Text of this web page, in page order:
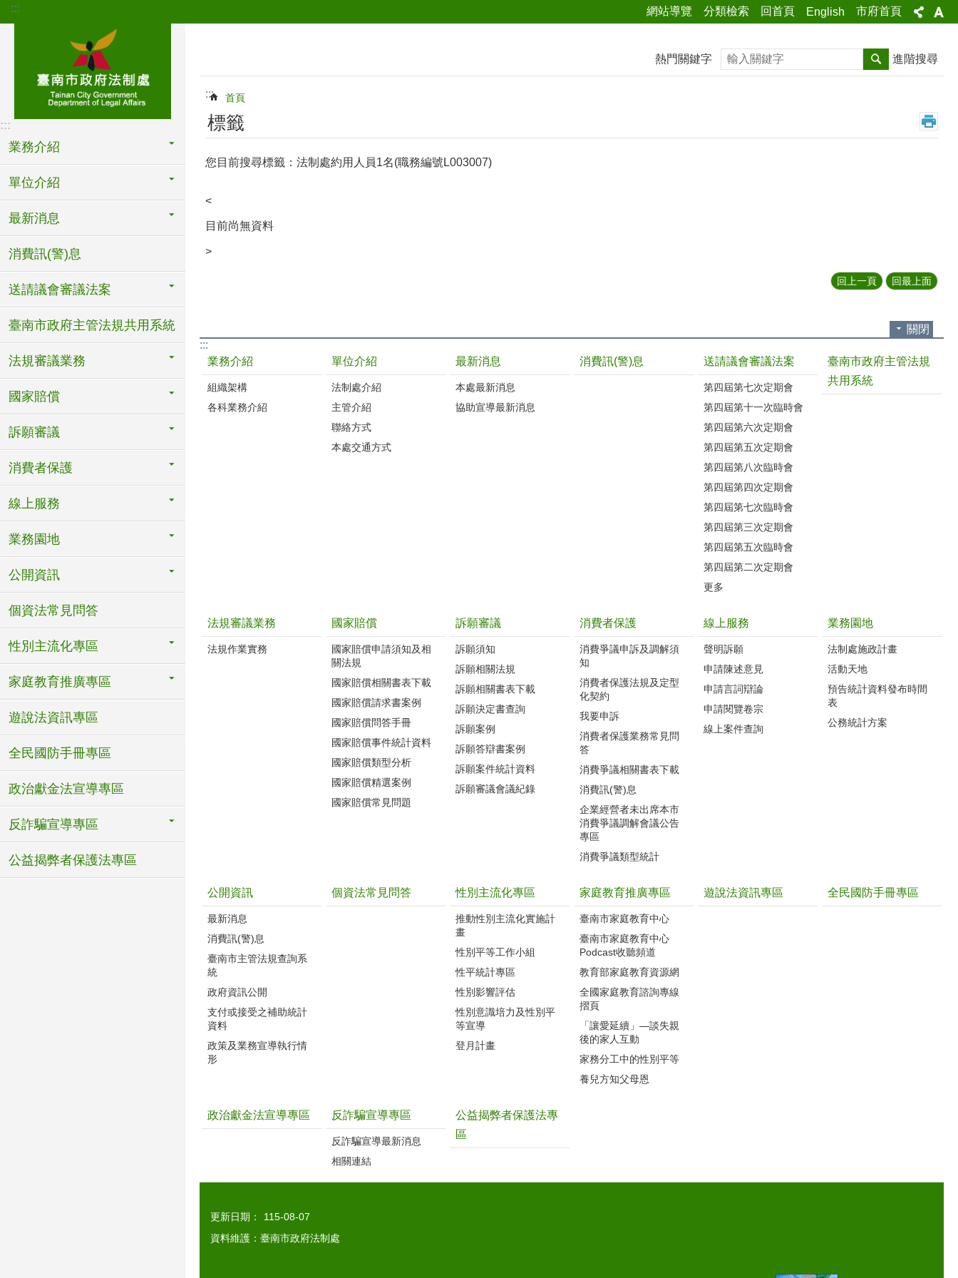
跳到主要內容區塊
::: 網站導覽 分類檢索 回首頁 English 市府首頁
:::
業務介紹
單位介紹
最新消息
消費訊(警)息
送請議會審議法案
臺南市政府主管法規共用系統
法規審議業務
國家賠償
訴願審議
消費者保護
線上服務
業務園地
公開資訊
個資法常見問答
性別主流化專區
家庭教育推廣專區
遊說法資訊專區
全民國防手冊專區
政治獻金法宣導專區
反詐騙宣導專區
公益揭弊者保護法專區
熱門關鍵字 搜尋 進階搜尋
::: 首頁
標籤
您目前搜尋標籤：法制處約用人員1名(職務編號L003007)
<
目前尚無資料
>
回上一頁 回最上面
關閉
:::
業務介紹
組織架構
各科業務介紹
單位介紹
法制處介紹
主管介紹
聯絡方式
本處交通方式
最新消息
本處最新消息
協助宣導最新消息
消費訊(警)息 送請議會審議法案
第四屆第七次定期會
第四屆第十一次臨時會
第四屆第六次定期會
第四屆第五次定期會
第四屆第八次臨時會
第四屆第四次定期會
第四屆第七次臨時會
第四屆第三次定期會
第四屆第五次臨時會
第四屆第二次定期會
更多
臺南市政府主管法規
共用系統
法規審議業務
法規作業實務
國家賠償
國家賠償申請須知及相
關法規
國家賠償相關書表下載
國家賠償請求書案例
國家賠償問答手冊
國家賠償事件統計資料
國家賠償類型分析
國家賠償精選案例
國家賠償常見問題
訴願審議
訴願須知
訴願相關法規
訴願相關書表下載
訴願決定書查詢
訴願案例
訴願答辯書案例
訴願案件統計資料
訴願審議會議紀錄
消費者保護
消費爭議申訴及調解須
知
消費者保護法規及定型
化契約
我要申訴
消費者保護業務常見問
答
消費爭議相關書表下載
消費訊(警)息
企業經營者未出席本市
消費爭議調解會議公告
專區
消費爭議類型統計
線上服務
聲明訴願
申請陳述意見
申請言詞辯論
申請閱覽卷宗
線上案件查詢
業務園地
法制處施政計畫
活動天地
預告統計資料發布時間
表
公務統計方案
公開資訊
最新消息
消費訊(警)息
臺南市主管法規查詢系
統
政府資訊公開
支付或接受之補助統計
資料
政策及業務宣導執行情
形
個資法常見問答 性別主流化專區
推動性別主流化實施計
畫
性別平等工作小組
性平統計專區
性別影響評估
性別意識培力及性別平
等宣導
登月計畫
家庭教育推廣專區
臺南市家庭教育中心
臺南市家庭教育中心
Podcast收聽頻道
教育部家庭教育資源網
全國家庭教育諮詢專線
摺頁
「讓愛延續」―談失親
後的家人互動
家務分工中的性別平等
養兒方知父母恩
遊說法資訊專區 全民國防手冊專區
政治獻金法宣導專區 反詐騙宣導專區
反詐騙宣導最新消息
相關連結
公益揭弊者保護法專
區
更新日期：
115-08-07
資料維護：臺南市政府法制處